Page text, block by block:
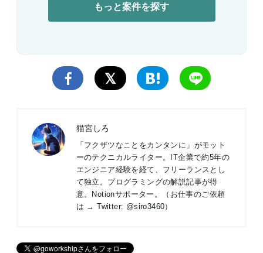
もっと案件を探す
猫宮しろ
「フクザツなことをカンタンに」がモット
ーのテクニカルライター。IT企業で約5年の
エンジニア経験を経て、フリーランスとし
て独立。プログラミングの解説記事が得
意。Notionサポーター。（お仕事のご依頼
は → Twitter: @siro3460）